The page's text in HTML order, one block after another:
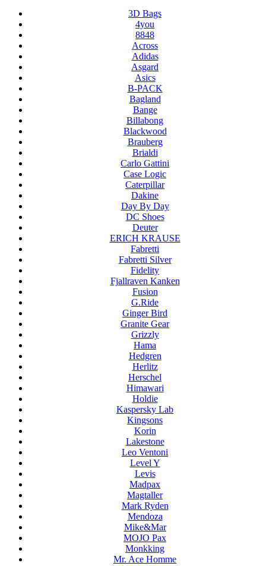
3D Bags
4you
8848
Across
Adidas
Asgard
Asics
B-PACK
Bagland
Bange
Billabong
Blackwood
Brauberg
Brialdi
Carlo Gattini
Case Logic
Caterpillar
Dakine
Day By Day
DC Shoes
Deuter
ERICH KRAUSE
Fabretti
Fabretti Silver
Fidelity
Fjallraven Kanken
Fusion
G.Ride
Ginger Bird
Granite Gear
Grizzly
Hama
Hedgren
Herlitz
Herschel
Himawari
Holdie
Kaspersky Lab
Kingsons
Korin
Lakestone
Leo Ventoni
Level Y
Levis
Madpax
Magtaller
Mark Ryden
Mendoza
Mike&Mar
MOJO Pax
Monkking
Mr. Ace Homme